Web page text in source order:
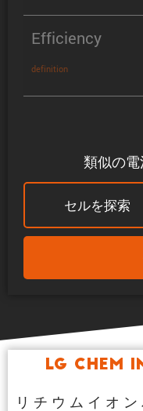
類似の電
セルを探索
Efficiency
definition
LG Chem
リチウムイオ